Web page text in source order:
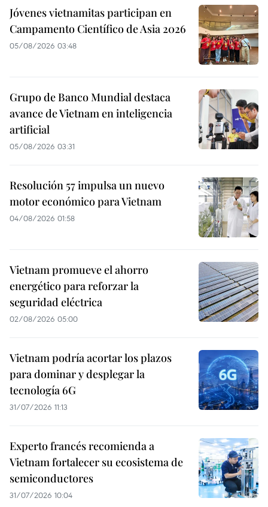
Jóvenes vietnamitas participan en
Campamento Científico de Asia 2026
05/08/2026 03:48
Grupo de Banco Mundial destaca
avance de Vietnam en inteligencia
artificial
05/08/2026 03:31
Resolución 57 impulsa un nuevo
motor económico para Vietnam
04/08/2026 01:58
Vietnam promueve el ahorro
energético para reforzar la
seguridad eléctrica
02/08/2026 05:00
Vietnam podría acortar los plazos
para dominar y desplegar la
tecnología 6G
31/07/2026 11:13
Experto francés recomienda a
Vietnam fortalecer su ecosistema de
semiconductores
31/07/2026 10:04